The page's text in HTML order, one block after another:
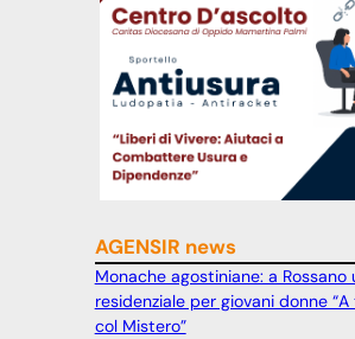
AGENSIR news
Monache agostiniane: a Rossano
residenziale per giovani donne
col Mistero”